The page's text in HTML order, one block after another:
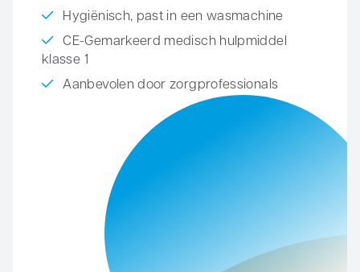
Hygiënisch, past in een wasmachine
CE-Gemarkeerd medisch hulpmiddel
klasse 1
Aanbevolen door zorgprofessionals